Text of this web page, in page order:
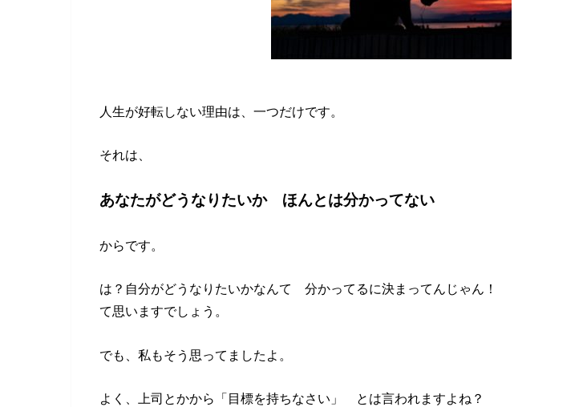
人生が好転しない理由は、一つだけです。
それは、
あなたがどうなりたいか ほんとは分かってない
からです。
は？自分がどうなりたいかなんて 分かってるに決まってんじゃん！
て思いますでしょう。
でも、私もそう思ってましたよ。
よく、上司とかから「目標を持ちなさい」 とは言われますよね？